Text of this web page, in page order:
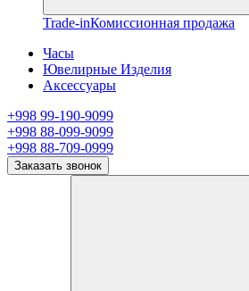
Trade-inКомиссионная продажа
Часы
Ювелирные Изделия
Аксессуары
+998 99-190-9099
+998 88-099-9099
+998 88-709-0999
Заказать звонок